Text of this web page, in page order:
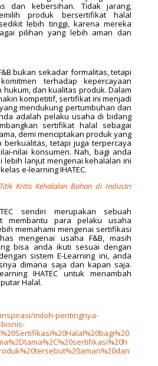
dan kebersihan. Tidak jarang,
produk bersertifikat halal
lebih tinggi, karena mereka
pilihan yang lebih aman dan
bukan sekadar formalitas, tetapi
terhadap kepercayaan
dan kualitas produk. Dalam
kompetitif, sertifikat ini menjadi
mendukung pertumbuhan dan
adalah pelaku usaha di bidang
sertifikat halal sebagai
demi menciptakan produk yang
tetapi juga terpercaya
nilai konsumen. Nah, bagi anda
lebih lanjut mengenai kehalalan ini
e-learning IHATEC.
Titik Kritis Kehalalan Bahan di Industri
sendiri merupakan sebuah
membantu para pelaku usaha
memahami mengenai sertifikasi
mengenai usaha F&B, masih
bisa anda ikuti sesuai dengan
sistem E-Learning ini, anda
dimana saja dan kapan saja.
IHATEC untuk menambah
Halal.
iniloh-pentingnya-